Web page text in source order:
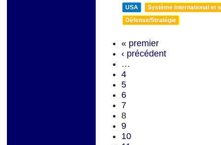
USA
Système international et
Défense/Stratégie
« premier
‹ précédent
…
4
5
6
7
8
9
10